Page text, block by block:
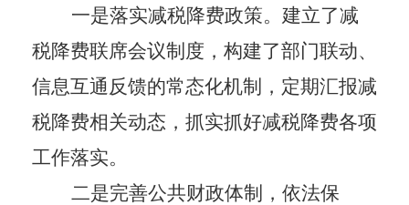
一是落实减税降费政策。 建立了减
税降费联席会议制度，构建了部门联动、
信息互通反馈的常态化机制，定期汇报减
税降费相关动态，抓实抓好减税降费各项
工作落实。
二是完善公共财政体制，依法保